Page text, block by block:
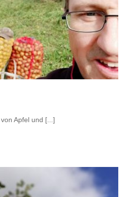
Apfel und [...]